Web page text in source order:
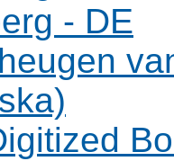
- DE